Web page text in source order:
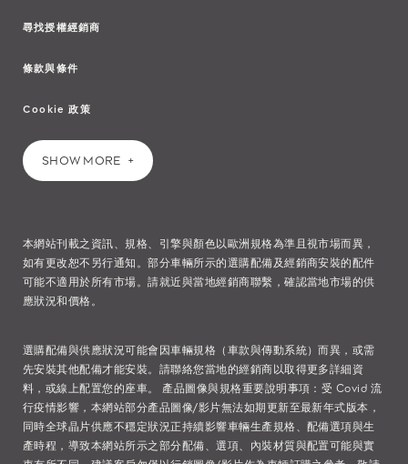
尋找授權經銷商
條款與條件
Cookie 政策
SHOW MORE
本網站刊載之資訊、規格、引擎與顏色以歐洲規格為準且視市場而異，
如有更改恕不另行通知。部分車輛所示的選購配備及經銷商安裝的配件
可能不適用於所有市場。請就近與當地經銷商聯繫，確認當地市場的供
應狀況和價格。
選購配備與供應狀況可能會因車輛規格（車款與傳動系統）而異，或需
先安裝其他配備才能安裝。請聯絡您當地的經銷商以取得更多詳細資
料，或線上配置您的座車。 產品圖像與規格重要說明事項：受 Covid 流
行疫情影響，本網站部分產品圖像/影片無法如期更新至最新年式版本，
同時全球晶片供應不穩定狀況正持續影響車輛生產規格、配備選項與生
產時程，導致本網站所示之部分配備、選項、內裝材質與配置可能與實